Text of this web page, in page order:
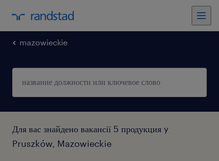
mazowieckie
Для вас знайдено вакансії 5 продукция y
Pruszków, Mazowieckie